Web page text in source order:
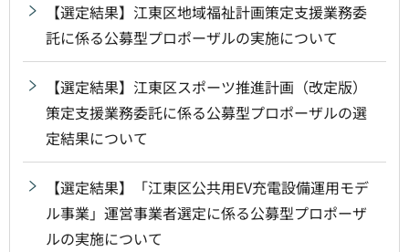
【選定結果】江東区地域福祉計画策定支援業務委
託に係る公募型プロポーザルの実施について
【選定結果】江東区スポーツ推進計画（改定版）
策定支援業務委託に係る公募型プロポーザルの選
定結果について
【選定結果】「江東区公共用EV充電設備運用モデ
ル事業」運営事業者選定に係る公募型プロポーザ
ルの実施について